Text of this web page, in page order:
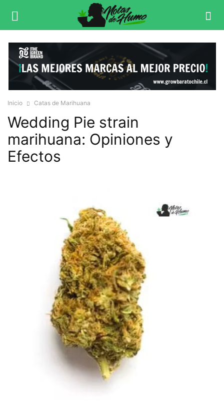
Inicio Catas de Marihuana
Wedding Pie strain
marihuana: Opiniones y
Efectos